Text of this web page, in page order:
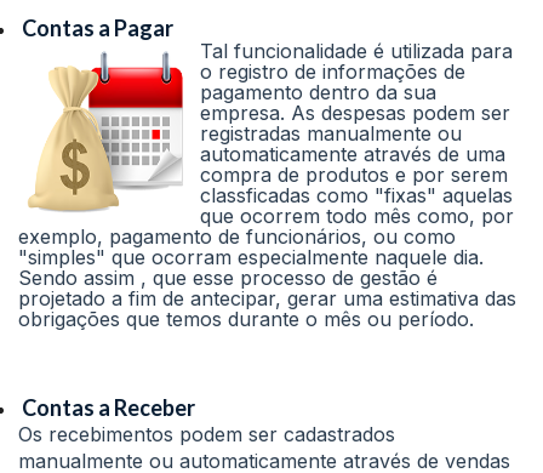
Contas a Pagar
Tal funcionalidade é utilizada para
o registro de informações de
pagamento dentro da sua
empresa. As despesas podem ser
registradas manualmente ou
automaticamente através de uma
compra de produtos e por serem
classficadas como "fixas" aquelas
que ocorrem todo mês como, por
exemplo, pagamento de funcionários, ou como
"simples" que ocorram especialmente naquele dia.
Sendo assim , que esse processo de gestão é
projetado a fim de antecipar, gerar uma estimativa das
obrigações que temos durante o mês ou período.
Contas a Receber
Os recebimentos podem ser cadastrados
manualmente ou automaticamente através de vendas